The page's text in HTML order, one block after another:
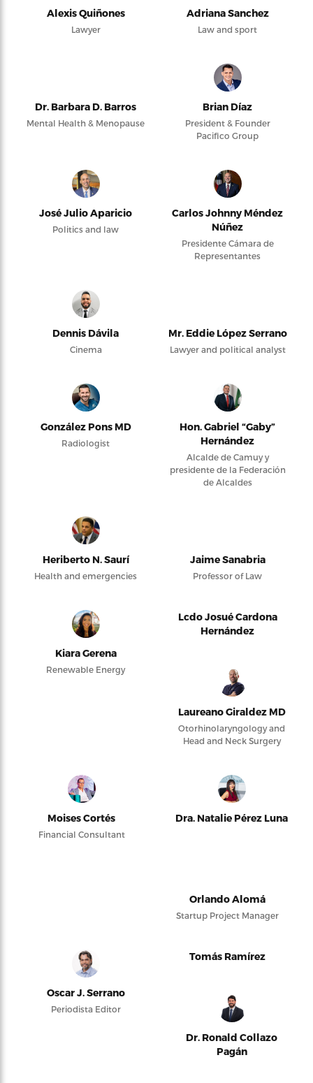
Alexis Quiñones
Lawyer
Adriana Sanchez
Law and sport
Dr. Barbara D. Barros
Mental Health & Menopause
Brian Díaz
President & Founder
Pacifico Group
José Julio Aparicio
Politics and law
Carlos Johnny Méndez
Núñez
Presidente Cámara de
Representantes
Dennis Dávila
Cinema
Mr. Eddie López Serrano
Lawyer and political analyst
González Pons MD
Radiologist
Hon. Gabriel “Gaby”
Hernández
Alcalde de Camuy y
presidente de la Federación
de Alcaldes
Heriberto N. Saurí
Health and emergencies
Jaime Sanabria
Professor of Law
Kiara Gerena
Renewable Energy
Lcdo Josué Cardona
Hernández
Laureano Giraldez MD
Otorhinolaryngology and
Head and Neck Surgery
Moises Cortés
Financial Consultant
Dra. Natalie Pérez Luna
Orlando Alomá
Startup Project Manager
Oscar J. Serrano
Periodista Editor
Tomás Ramírez
Dr. Ronald Collazo
Pagán